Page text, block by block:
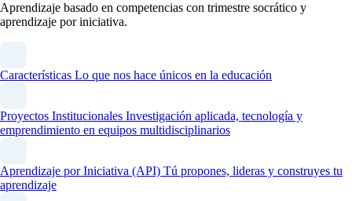
Aprendizaje basado en competencias con trimestre socrático y
aprendizaje por iniciativa.
Características Lo que nos hace únicos en la educación
Proyectos Institucionales Investigación aplicada, tecnología y
emprendimiento en equipos multidisciplinarios
Aprendizaje por Iniciativa (API) Tú propones, lideras y construyes tu
aprendizaje